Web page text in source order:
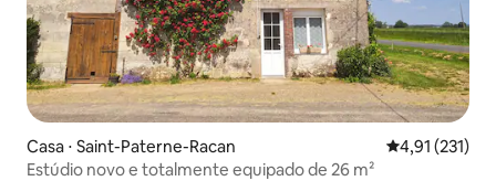
Casa ⋅ Saint-Paterne-Racan 4,91 de uma
4,91 (231)
Estúdio novo e totalmente equipado de 26 m²